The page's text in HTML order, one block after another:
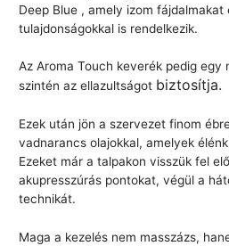
Deep Blue , amely izom
tulajdonságokkal is rendelkezik.
Az Aroma Touch keverék pedig egy
szintén az ellazultságot biztosítja.
Ezek után jön a szervezet finom
vadnarancs olajokkal, amelyek
Ezeket már a talpakon visszük fel
akupresszúrás pontokat, végül a
technikát.
Maga a kezelés nem masszázs,